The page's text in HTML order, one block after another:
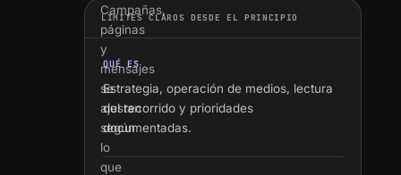
Campañas,
páginas
y
mensajes
se
ajustan
según
lo
que
LÍMITES CLAROS DESDE EL PRINCIPIO
QUÉ ES
Estrategia, operación de medios, lectura
del recorrido y prioridades
documentadas.